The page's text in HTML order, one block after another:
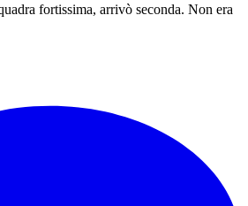
fortissima, arrivò seconda. Non era